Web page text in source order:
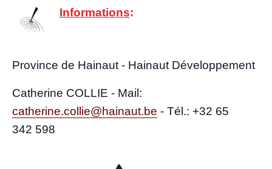
Infor­ma­tions:
Pro­vince de Hai­naut - Hai­naut Développement
Cathe­rine COLLIE - Mail:
catherine.collie@hainaut.be - Tél.: +32 65
342 598